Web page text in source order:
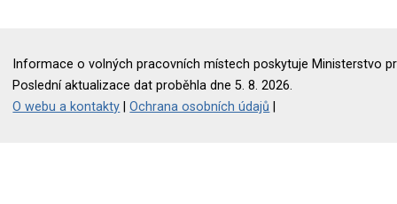
Informace o volných pracovních místech poskytuje Ministerstvo
Poslední aktualizace dat proběhla dne 5. 8. 2026.
O webu a kontakty |Ochrana osobních údajů